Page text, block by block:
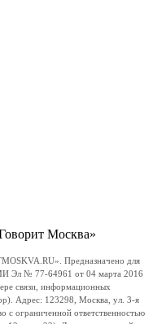
Москва»
Предназначено для
Эл № 77-64961 от 04 марта 2016
связи, информационных
Адрес: 123298, Москва, ул. 3-я
ограниченной ответственностью